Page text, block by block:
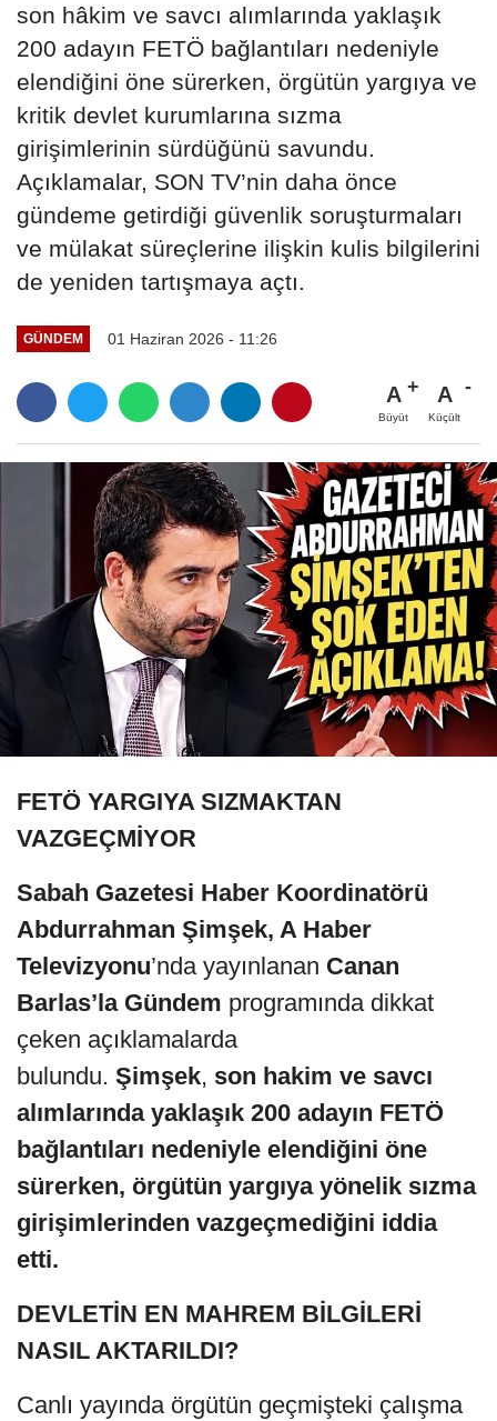
son hâkim ve savcı alımlarında yaklaşık
200 adayın FETÖ bağlantıları nedeniyle
elendiğini öne sürerken, örgütün yargıya ve
kritik devlet kurumlarına sızma
girişimlerinin sürdüğünü savundu.
Açıklamalar, SON TV’nin daha önce
gündeme getirdiği güvenlik soruşturmaları
ve mülakat süreçlerine ilişkin kulis bilgilerini
de yeniden tartışmaya açtı.
GÜNDEM 01 Haziran 2026 - 11:26
A
Büyüt
A
Küçült
FETÖ YARGIYA SIZMAKTAN
VAZGEÇMİYOR
Sabah Gazetesi Haber Koordinatörü
Abdurrahman Şimşek, A Haber
Televizyonu’nda yayınlanan Canan
Barlas’la Gündem programında dikkat
çeken açıklamalarda
bulundu. Şimşek, son hakim ve savcı
alımlarında yaklaşık 200 adayın FETÖ
bağlantıları nedeniyle elendiğini öne
sürerken, örgütün yargıya yönelik sızma
girişimlerinden vazgeçmediğini iddia
etti.
DEVLETİN EN MAHREM BİLGİLERİ
NASIL AKTARILDI?
Canlı yayında örgütün geçmişteki çalışma